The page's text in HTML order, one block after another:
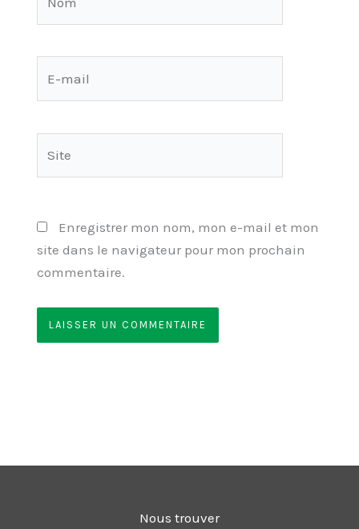
Enregistrer mon nom, mon e-mail et mon
site dans le navigateur pour mon prochain
commentaire.
Nous trouver